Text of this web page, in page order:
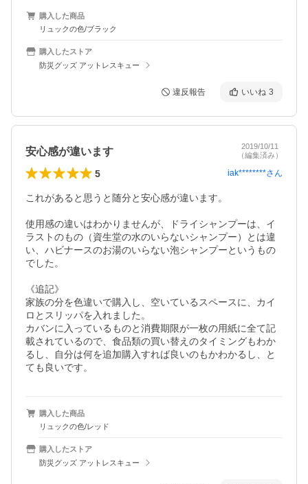
購入した商品
リュックの色/ブラック
購入したストア
防災グッズ アットレスキュー
違反報告 いいね 3
安心感が違います
2019/10/11
（編集済み）
5 iak********さん
これがあると思うと随分と安心感が違います。
使用感の違いはわかりませんが、ドライシャンプーは、イ
ラストのもの（資生堂の水のいらないシャンプー）とは違
い、ハビナースのお湯のいらない泡シャンプーというもの
でした。
《追記》
家族の分を色違いで購入し、空いているスペースに、カイ
ロとスリッパを入れました。
カバンに入っているものと消費期限が一枚の用紙に全て記
載されているので、食品類の買い替えのタイミングもわか
るし、自分は何を追加購入すれば良いのもかわかるし、と
ても良いです。
購入した商品
リュックの色/レッド
購入したストア
防災グッズ アットレスキュー